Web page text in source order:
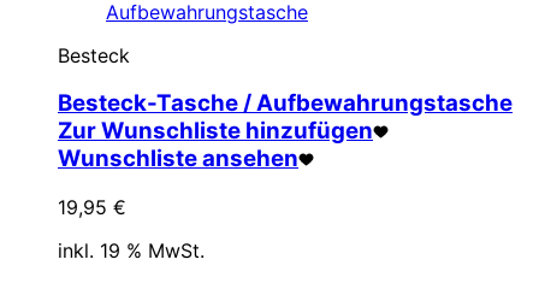
Besteck
Besteck-Tasche / Aufbewahrungstasche
Zur Wunschliste hinzufügen
Wunschliste ansehen
19,95 €
inkl. 19 % MwSt.